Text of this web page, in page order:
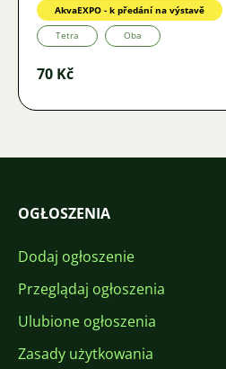
AkvaEXPO - k předání na výstavě
Tetra Oba
70 Kč
OGŁOSZENIA
Dodaj ogłoszenie
Przeglądaj ogłoszenia
Ulubione ogłoszenia
Zasady użytkowania